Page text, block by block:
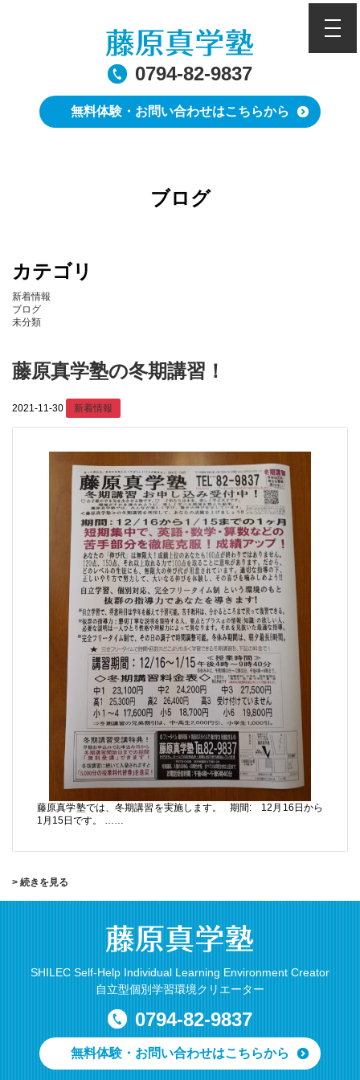
0794-82-9837
無料体験・お問い合わせはこちらから
ブログ
カテゴリ
新着情報
ブログ
未分類
藤原真学塾の冬期講習！
2021-11-30 新着情報
藤原真学塾では、冬期講習を実施します。 期間: 12月16日から
1月15日です。 ……
> 続きを見る
SHILEC Self-Help Individual Learning Environment Creator
自立型個別学習環境クリエーター
0794-82-9837
無料体験・お問い合わせはこちらから